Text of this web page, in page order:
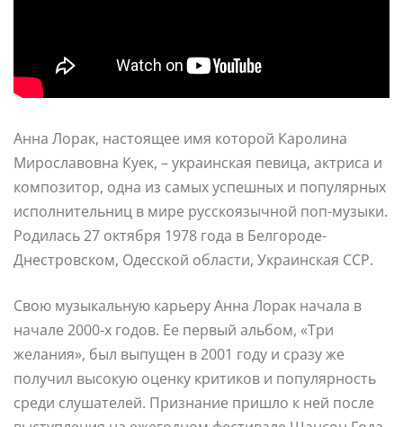
Анна Лорак, настоящее имя которой Каролина
Мирославовна Куек, – украинская певица, актриса и
композитор, одна из самых успешных и популярных
исполнительниц в мире русскоязычной поп-музыки.
Родилась 27 октября 1978 года в Белгороде-
Днестровском, Одесской области, Украинская ССР.
Свою музыкальную карьеру Анна Лорак начала в
начале 2000-х годов. Ее первый альбом, «Три
желания», был выпущен в 2001 году и сразу же
получил высокую оценку критиков и популярность
среди слушателей. Признание пришло к ней после